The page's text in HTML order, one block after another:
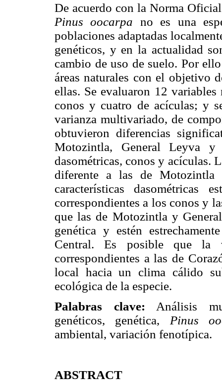
De acuerdo con la Norma
Pinus oocarpa no es una
poblaciones adaptadas
genéticos, y en la actualidad
cambio de uso de suelo. Por
áreas naturales con el objetivo
ellas. Se evaluaron 12
conos y cuatro de acículas; y
varianza multivariado, de
obtuvieron diferencias
Motozintla, General Leyva
dasométricas, conos y acículas.
diferente a las de
características dasométricas
correspondientes a los conos y
que las de Motozintla y
genética y estén
Central. Es posible que la
correspondientes a las de
local hacia un clima cálido
ecológica de la especie.
Palabras clave: Análisis
genéticos, genética, Pinus
ambiental, variación fenotípica.
ABSTRACT